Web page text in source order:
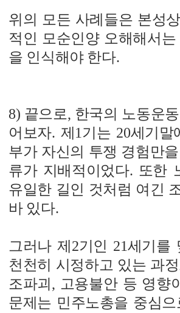
위의 모든 사례들은 본성
적인 모순인양 오해해서
을 인식해야 한다.
8) 끝으로, 한국의 노동운
어보자. 제1기는 20세기
부가 자신의 투쟁 경험만
류가 지배적이었다. 또한
유일한 길인 것처럼 여긴
바 있다.
그러나 제2기인 21세기
천천히 시정하고 있는 과
조파괴, 고용불안 등 영향
문제는 민주노총을 중심